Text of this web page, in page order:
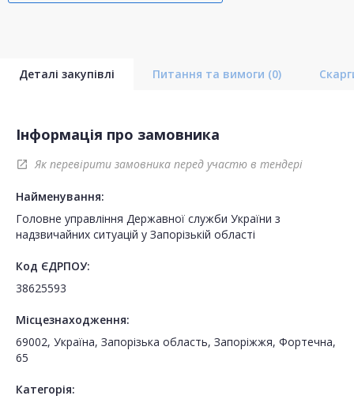
Деталі закупівлі Питання та вимоги (0)
Інформація про замовника
open_in_new Як перевірити замовника перед участю в тендері
Найменування:
Головне управління Державної служби України з
надзвичайних ситуацій у Запорізькій області
Код ЄДРПОУ:
38625593
Місцезнаходження:
69002, Україна, Запорізька область, Запоріжжя, Фортечна,
65
Категорія: